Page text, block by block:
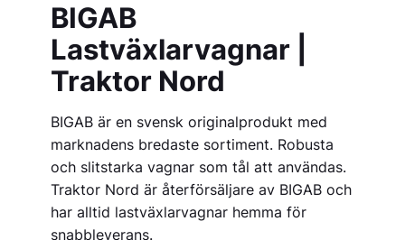
BIGAB
Lastväxlarvagnar |
Traktor Nord
BIGAB är en svensk originalprodukt med
marknadens bredaste sortiment. Robusta
och slitstarka vagnar som tål att användas.
Traktor Nord är återförsäljare av BIGAB och
har alltid lastväxlarvagnar hemma för
snabbleverans.